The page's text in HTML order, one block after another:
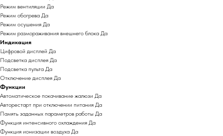
Режим вентиляции Да
Режим обогрева Да
Режим осушения Да
Режим размораживания внешнего блока Да
Индикация
Цифровой дисплей Да
Подсветка дисплея Да
Подсветка пульта Да
Отключение дисплея Да
Функции
Автоматическое покачивание жалюзи Да
Авторестарт при отключении питания Да
Память заданных параметров работы Да
Функция интенсивного охлаждения Да
Функция ионизации воздуха Да